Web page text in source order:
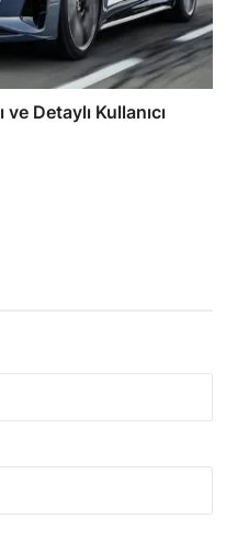
Detaylı Kullanıcı